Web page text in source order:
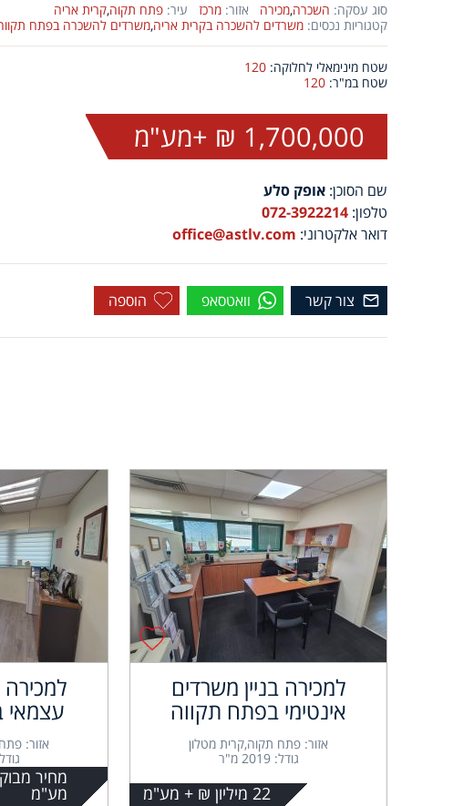
סוג עסקה: השכרה,מכירה אזור: מרכז עיר: פתח תקוה,קרית אריה
קטגוריות נכסים: משרדים להשכרה בקרית אריה,משרדים להשכרה בפתח
שטח מינימאלי לחלוקה: 120
שטח במ"ר: 120
1,700,000 ₪ +מע"מ
שם הסוכן: אופק סלע
טלפון: 072-3922214
דואר אלקטרוני: office@astlv.com
צור קשר וואטסאפ הוספה
למכירה בניין משרדים
אינטימי בפתח תקווה
אזור: פתח תקוה,קרית מטלון
גודל: 2019 מ"ר
22 מיליון ₪ + מע"מ
למכירה
עצמאי
אזור:
גודל:
מע"מ